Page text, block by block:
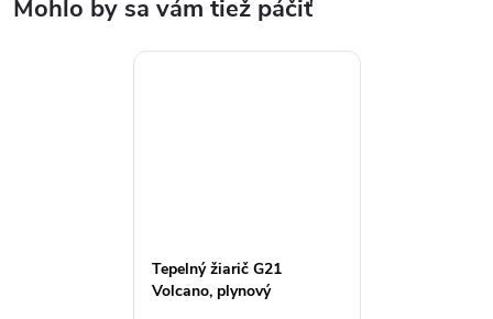
Tepelný žiarič G21
Volcano, plynový